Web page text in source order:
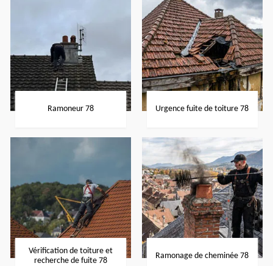
Ramoneur 78 Urgence fuite de toiture 78
Vérification de toiture et
recherche de fuite 78
Ramonage de cheminée 78